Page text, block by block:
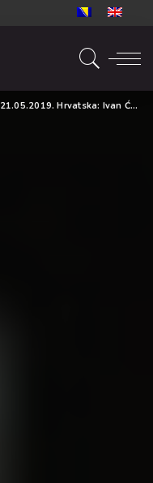
21.05.2019. Hrvatska: Ivan Ćelić o uzgoju medicinske konoplje: ‘Marihuana ne smije biti društveno prihvatljiva droga’